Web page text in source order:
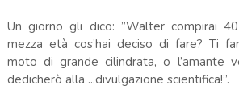
Un giorno gli dico: ”Walter compirai
mezza età cos’hai deciso di fare? Ti
moto di grande cilindrata, o l’amante
dedicherò alla ...divulgazione scientifica!”.